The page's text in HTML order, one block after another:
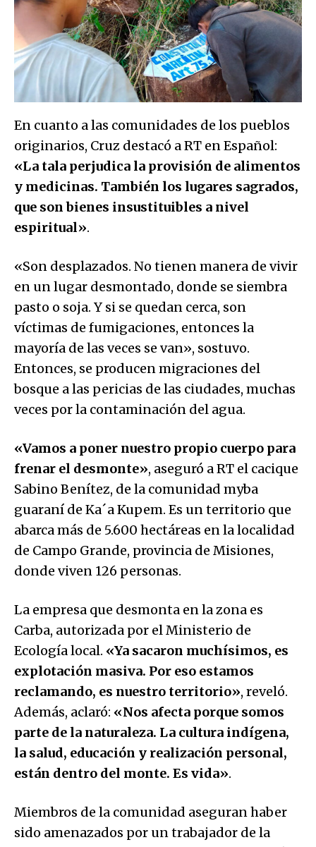
En cuanto a las comunidades de los pueblos
originarios, Cruz destacó a RT en Español:
«La tala perjudica la provisión de alimentos
y medicinas. También los lugares sagrados,
que son bienes insustituibles a nivel
espiritual».
«Son desplazados. No tienen manera de vivir
en un lugar desmontado, donde se siembra
pasto o soja. Y si se quedan cerca, son
víctimas de fumigaciones, entonces la
mayoría de las veces se van», sostuvo.
Entonces, se producen migraciones del
bosque a las pericias de las ciudades, muchas
veces por la contaminación del agua.
«Vamos a poner nuestro propio cuerpo para
frenar el desmonte», aseguró a RT el cacique
Sabino Benítez, de la comunidad myba
guaraní de Ka´a Kupem. Es un territorio que
abarca más de 5.600 hectáreas en la localidad
de Campo Grande, provincia de Misiones,
donde viven 126 personas.
La empresa que desmonta en la zona es
Carba, autorizada por el Ministerio de
Ecología local. «Ya sacaron muchísimos, es
explotación masiva. Por eso estamos
reclamando, es nuestro territorio», reveló.
Además, aclaró: «Nos afecta porque somos
parte de la naturaleza. La cultura indígena,
la salud, educación y realización personal,
están dentro del monte. Es vida».
Miembros de la comunidad aseguran haber
sido amenazados por un trabajador de la